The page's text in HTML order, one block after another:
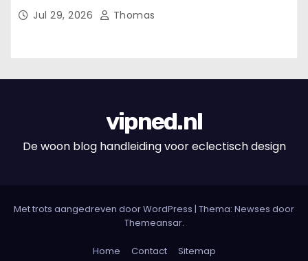
Jul 29, 2026 Thomas
vipned.nl
De woon blog handleiding voor eclectisch design
Met trots aangedreven door WordPress | Thema: Newses door
Themeansar.
Home Contact Sitemap